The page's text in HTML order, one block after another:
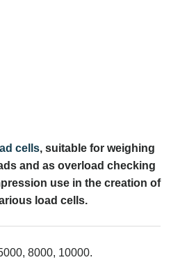
cells, suitable for weighing
and as overload checking
use in the creation of
load cells.
8000, 10000.